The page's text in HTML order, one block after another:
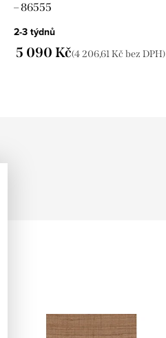
– 86555
2-3 týdnů
5 090 Kč(4 206,61 Kč bez DPH)